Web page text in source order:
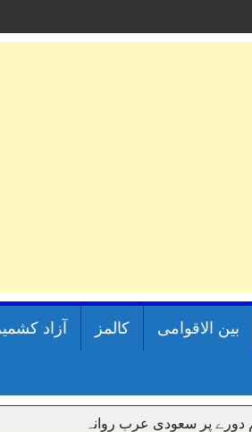
بین الاقوامی کالمز آزاد
پر سعودی عرب روانہ